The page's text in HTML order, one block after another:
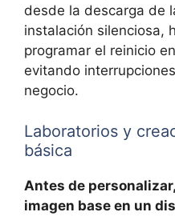
desde la descarga de
instalación silenciosa,
programar el reinicio
evitando
negocio.
Laboratorios y
básica
Antes de
imagen base en un